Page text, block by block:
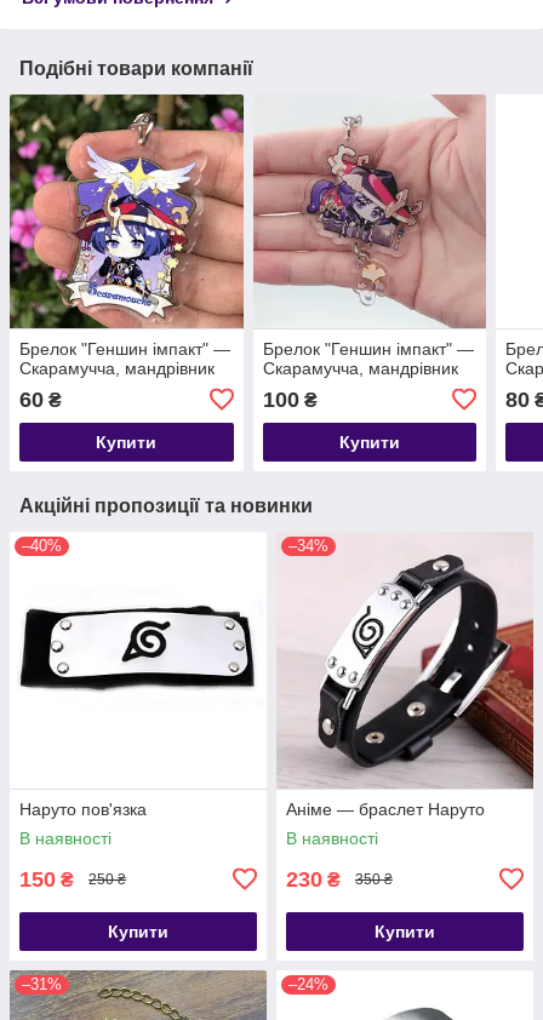
Подібні товари компанії
Брелок "Геншин імпакт" —
Скарамучча, мандрівник
60 ₴
Купити
Брелок "Геншин імпакт" —
Скарамучча, мандрівник
100₴
Купити
80
Акційні пропозиції та новинки
–40%
Наруто пов'язка
В наявності
150 ₴ 250 ₴
Купити
–34%
Аніме — браслет Наруто
В наявності
230 ₴ 350 ₴
Купити
–31% –24%